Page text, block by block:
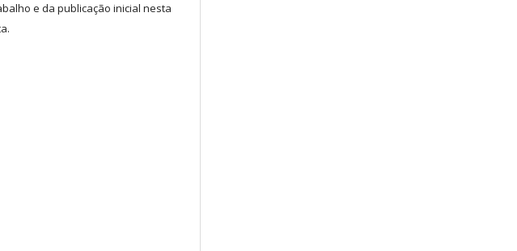
e da publicação inicial nesta